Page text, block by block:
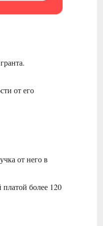
от его
от него в
более 120